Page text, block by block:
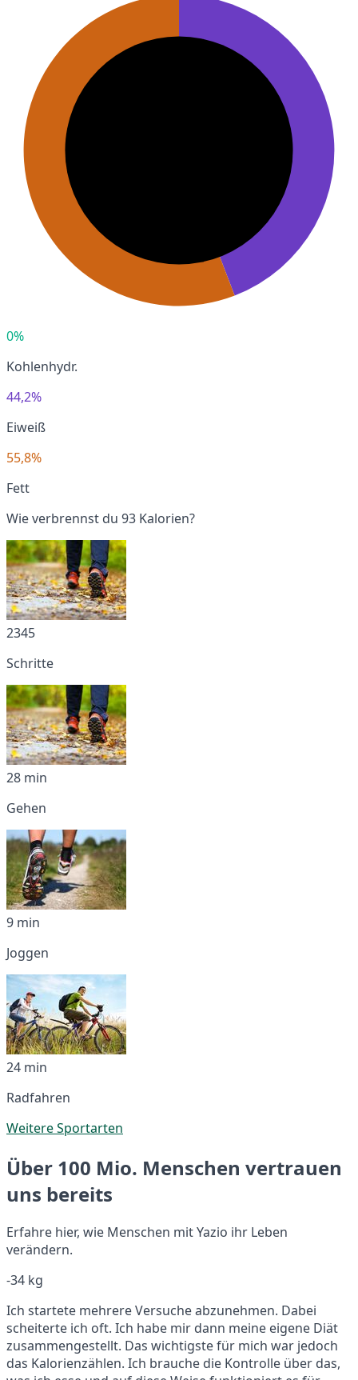
0%
Kohlenhydr.
44,2%
Eiweiß
55,8%
Fett
Wie verbrennst du 93 Kalorien?
2345
Schritte
28 min
Gehen
9 min
Joggen
24 min
Radfahren
Weitere Sportarten
Über 100 Mio. Menschen vertrauen
uns bereits
Erfahre hier, wie Menschen mit Yazio ihr Leben
verändern.
-34 kg
Ich startete mehrere Versuche abzunehmen. Dabei
scheiterte ich oft. Ich habe mir dann meine eigene Diät
zusammengestellt. Das wichtigste für mich war jedoch
das Kalorienzählen. Ich brauche die Kontrolle über das,